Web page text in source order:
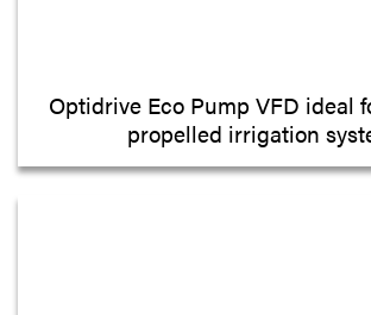
Optidrive Eco Pump VFD ideal
propelled irrigation